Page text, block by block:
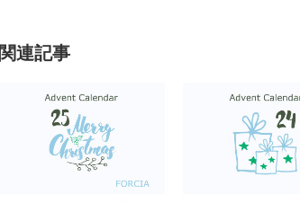
関連記事